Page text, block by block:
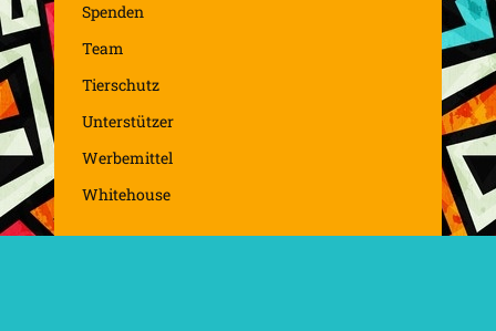
Spenden
Team
Tierschutz
Unterstützer
Werbemittel
Whitehouse